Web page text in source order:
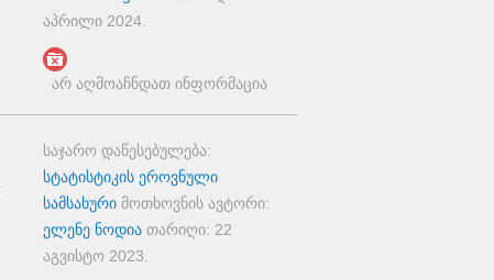
აპრილი 2024.
არ აღმოაჩნდათ ინფორმაცია
საჯარო დაწესებულება:
სტატისტიკის ეროვნული
სამსახურიმოთხოვნის ავტორი:
ელენე ნოდიათარიღი: 22
აგვისტო 2023